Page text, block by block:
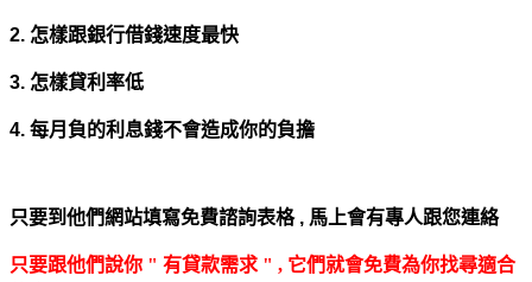
2. 怎樣跟銀行借錢速度最快
3. 怎樣貸利率低
4. 每月負的利息錢不會造成你的負擔
只要到他們網站填寫免費諮詢表格 , 馬上會有專人跟您連絡
只要跟他們說你 " 有貸款需求 " , 它們就會免費為你找尋適合